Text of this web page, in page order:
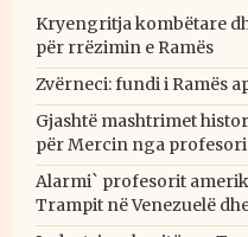
Kryengritja kombëtare
për rrëzimin e Ramës
Zvërneci: fundi i Ramës
Gjashtë mashtrimet
për Mercin nga
Alarmi` profesorit
Trampit në Venezuelë